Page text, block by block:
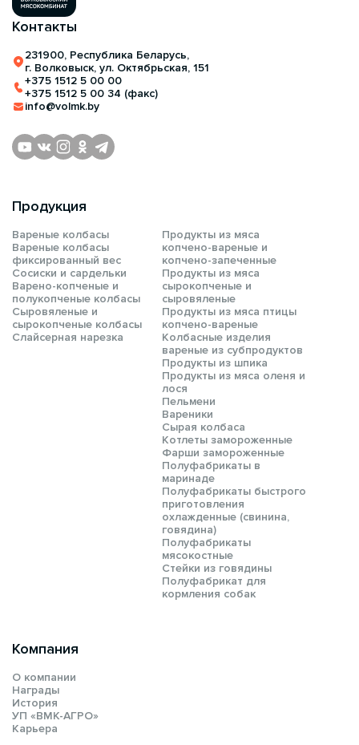
Компания
О компании
Награды
История
УП «ВМК-АГРО»
Карьера
Продукция
Вареные колбасы
Вареные колбасы
фиксированный вес
Сосиски и сардельки
Варено-копченые и
полукопченые колбасы
Сыровяленые и
сырокопченые колбасы
Слайсерная нарезка
Продукты из мяса
копчено-вареные и
копчено-запеченные
Продукты из мяса
сырокопченые и
сыровяленые
Продукты из мяса птицы
копчено-вареные
Колбасные изделия
вареные из субпродуктов
Продукты из шпика
Продукты из мяса оленя и
лося
Пельмени
Вареники
Сырая колбаса
Котлеты замороженные
Фарши замороженные
Полуфабрикаты в
маринаде
Полуфабрикаты быстрого
приготовления
охлажденные (свинина,
говядина)
Полуфабрикаты
мясокостные
Стейки из говядины
Полуфабрикат для
кормления собак
Контакты
231900, Республика Беларусь,
г. Волковыск, ул. Октябрьская, 151
+375 1512 5 00 00
+375 1512 5 00 34 (факс)
info@volmk.by